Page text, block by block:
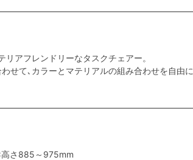
アフレンドリーなタスクチェアー。
せて､カラーとマテリアルの組み合わせを自由
さ885～975mm